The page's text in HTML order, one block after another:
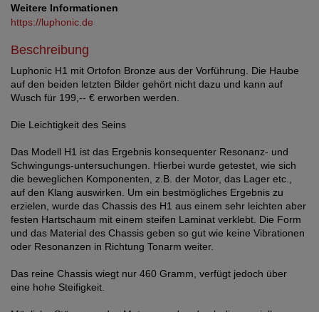
Weitere Informationen
https://luphonic.de
Beschreibung
Luphonic H1 mit Ortofon Bronze aus der Vorführung. Die Haube
auf den beiden letzten Bilder gehört nicht dazu und kann auf
Wusch für 199,-- € erworben werden.
Die Leichtigkeit des Seins
Das Modell H1 ist das Ergebnis konsequenter Resonanz- und
Schwingungs-untersuchungen. Hierbei wurde getestet, wie sich
die beweglichen Komponenten, z.B. der Motor, das Lager etc.,
auf den Klang auswirken. Um ein bestmögliches Ergebnis zu
erzielen, wurde das Chassis des H1 aus einem sehr leichten aber
festen Hartschaum mit einem steifen Laminat verklebt. Die Form
und das Material des Chassis geben so gut wie keine Vibrationen
oder Resonanzen in Richtung Tonarm weiter.
Das reine Chassis wiegt nur 460 Gramm, verfügt jedoch über
eine hohe Steifigkeit.